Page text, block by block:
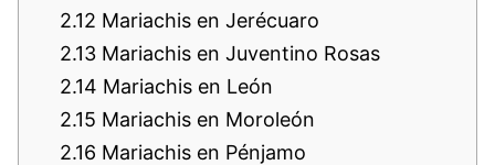
2.12 Mariachis en Jerécuaro
2.13 Mariachis en Juventino Rosas
2.14 Mariachis en León
2.15 Mariachis en Moroleón
2.16 Mariachis en Pénjamo